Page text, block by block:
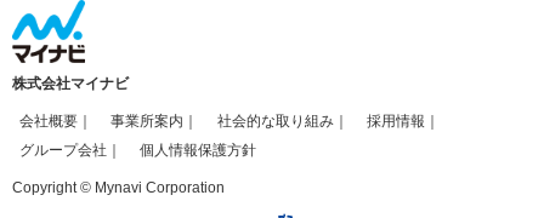
株式会社マイナビ
会社概要 事業所案内 社会的な取り組み
採用情報
グループ会社
個人情報保護方針
Copyright © Mynavi Corporation